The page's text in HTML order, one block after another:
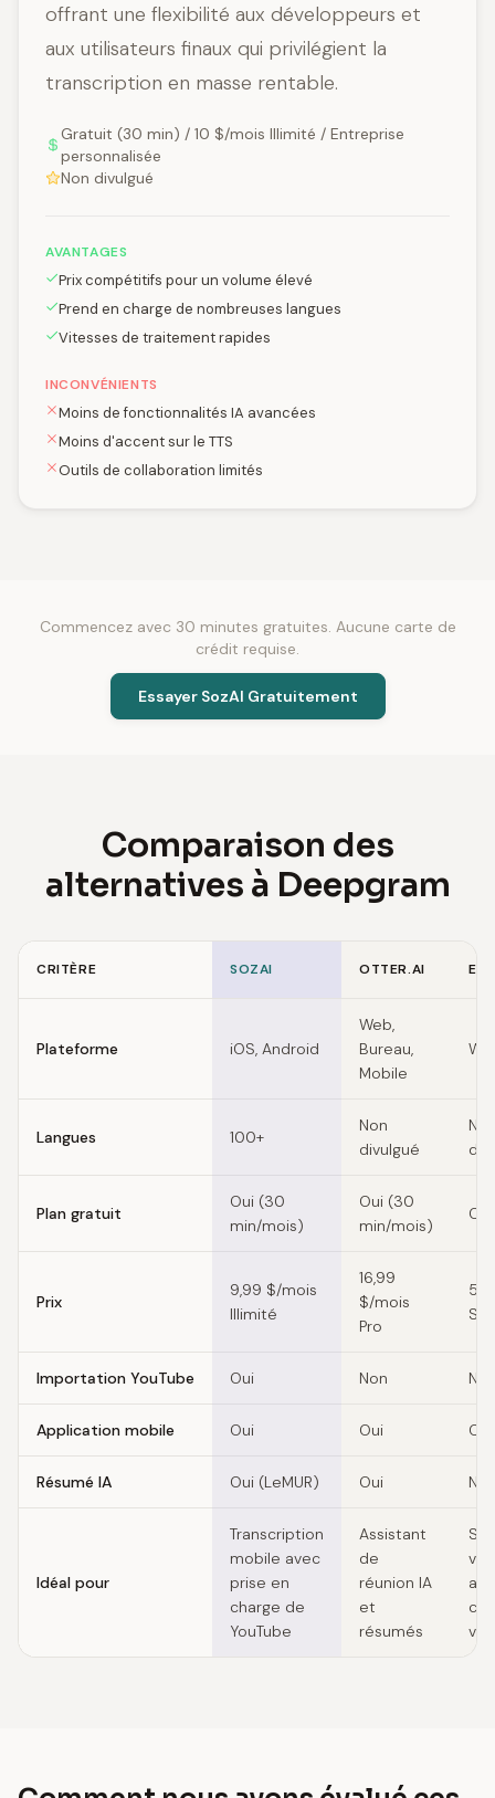
offrant une flexibilité aux développeurs et
aux utilisateurs finaux qui privilégient la
transcription en masse rentable.
Gratuit (30 min) / 10 $/mois Illimité / Entreprise
personnalisée
Non divulgué
AVANTAGES
Prix compétitifs pour un volume élevé
Prend en charge de nombreuses langues
Vitesses de traitement rapides
INCONVÉNIENTS
Moins de fonctionnalités IA avancées
Moins d'accent sur le TTS
Outils de collaboration limités
Commencez avec 30 minutes gratuites. Aucune carte de
crédit requise.
Essayer SozAI Gratuitement
Comparaison des
alternatives à Deepgram
CRITÈRE SOZAI OTTER.AI
Plateforme iOS, Android
Web,
Bureau,
Mobile
Langues 100+
Non
divulgué
Plan gratuit
Oui (30
min/mois)
Oui (30
min/mois)
Oui
Prix
9,99 $/mois
Illimité
16,99
$/mois
Pro
5
Importation YouTube Oui Non
Application mobile Oui Oui Oui
Résumé IA Oui (LeMUR) Oui
Idéal pour
Transcription
mobile avec
prise en
charge de
YouTube
Assistant
de
réunion IA
et
résumés